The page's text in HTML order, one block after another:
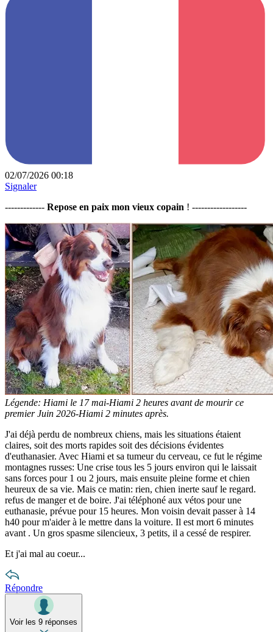
02/07/2026 00:18
Signaler
------------- Repose en paix mon vieux copain ! ------------------
Légende: Hiami le 17 mai-Hiami 2 heures avant de mourir ce
premier Juin 2026-Hiami 2 minutes après.
J'ai déjà perdu de nombreux chiens, mais les situations étaient
claires, soit des morts rapides soit des décisions évidentes
d'euthanasier. Avec Hiami et sa tumeur du cerveau, ce fut le régime
montagnes russes: Une crise tous les 5 jours environ qui le laissait
sans forces pour 1 ou 2 jours, mais ensuite pleine forme et chien
heureux de sa vie. Mais ce matin: rien, chien inerte sauf le regard.
refus de manger et de boire. J'ai téléphoné aux vétos pour une
euthanasie, prévue pour 15 heures. Mon voisin devait passer à 14
h40 pour m'aider à le mettre dans la voiture. Il est mort 6 minutes
avant . Un gros spasme silencieux, 3 petits, il a cessé de respirer.
Et j'ai mal au coeur...
Répondre
Voir les 9 réponses